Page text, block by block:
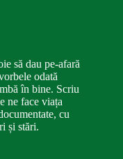
să dau pe-afară
odată
în bine. Scriu
ne face viața
cu
și stări.